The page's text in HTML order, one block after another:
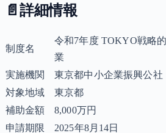
📄 詳細情報
制度名
令和7年度 TOKYO戦略
業
実施機関
東京都中小企業振興公社
対象地域
東京都
補助金額
8,000万円
申請期限
2025年8月14日